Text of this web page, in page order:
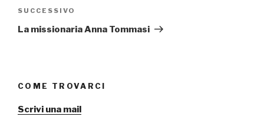
articoli
Articolo
successivo
SUCCESSIVO
La missionaria Anna Tommasi
COME TROVARCI
Scrivi una mail